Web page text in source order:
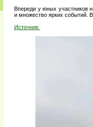
Впереди у юных участников
и множество ярких событий.
Источник